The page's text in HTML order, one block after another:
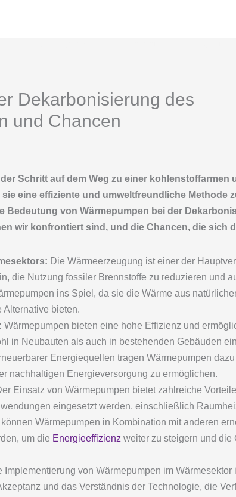
Dekarbonisierung des
und Chancen
Schritt auf dem Weg zu einer kohlenstoffarmen
eine effiziente und umweltfreundliche Methode
Bedeutung von Wärmepumpen bei der
wir konfrontiert sind, und die Chancen, die sich
Die Wärmeerzeugung ist einer der
die Nutzung fossiler Brennstoffe zu reduzieren und
ins Spiel, da sie die Wärme aus
Alternative bieten.
Wärmepumpen bieten eine hohe Effizienz und
in Neubauten als auch in bestehenden Gebäuden
Energiequellen tragen Wärmepumpen
nachhaltigen Energieversorgung zu ermöglichen.
Einsatz von Wärmepumpen bietet zahlreiche
eingesetzt werden, einschließlich
Wärmepumpen in Kombination mit anderen
um die Energieeffizienz weiter zu steigern und die
Implementierung von Wärmepumpen im Wärmesektor
und das Verständnis der Technologie, die